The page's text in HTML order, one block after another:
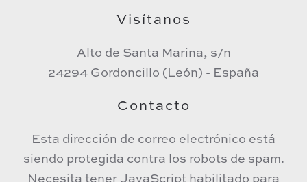
Visítanos
Alto de Santa Marina, s/n
24294 Gordoncillo (León) - España
Contacto
Esta dirección de correo electrónico está
siendo protegida contra los robots de spam.
Necesita tener JavaScript habilitado para